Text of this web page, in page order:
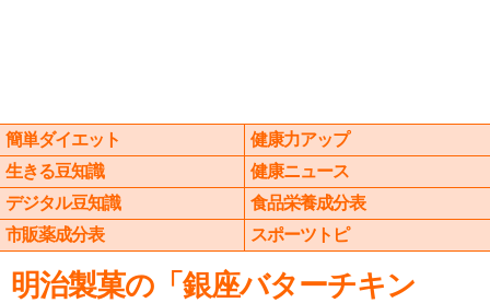
簡単ダイエット
健康力アップ
生きる豆知識
健康ニュース
デジタル豆知識
食品栄養成分表
市販薬成分表
スポーツトピ
明治製菓の「銀座バターチキン